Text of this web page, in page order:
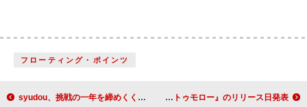
フローティング・ポインツ
syudou、挑戦の一年を締めくくるライブで見せた覚悟「僕はsyudouを背負い、前に進んでいきたい」 ザ・ウィークエンド、最新AL『ハリー・アップ・トゥモロー』のリリース日発表